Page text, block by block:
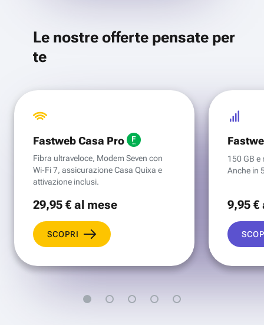
Le nostre offerte pensate per
te
Fastweb Casa Pro
Fibra ultraveloce, Modem Seven con
Wi‑Fi 7, assicurazione Casa Quixa e
attivazione inclusi.
29,95 €al mese
SCOPRI
150 GB e
Anche in
9,95 €